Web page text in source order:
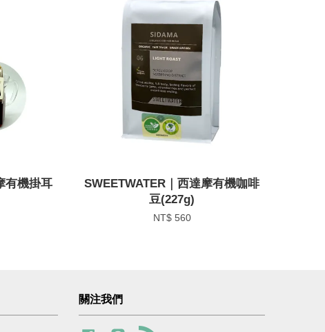
有機掛耳
SWEETWATER｜西達摩有機咖啡
豆(227g)
NT$ 560
關注我們